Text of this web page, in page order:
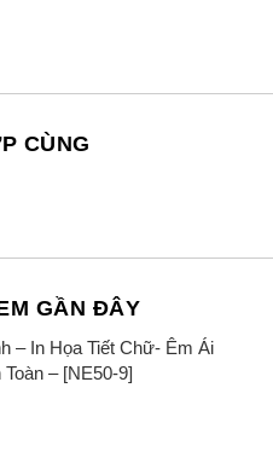
CÙNG
GẦN ĐÂY
– In Họa Tiết Chữ- Êm Ái
– [NE50-9]